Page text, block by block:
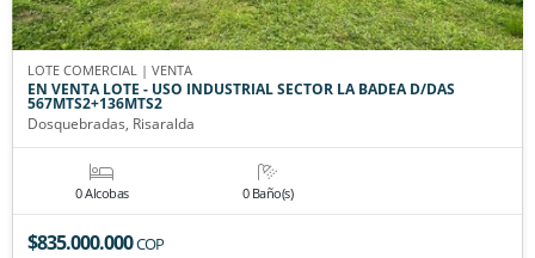
LOTE COMERCIAL | VENTA
EN VENTA LOTE - USO INDUSTRIAL SECTOR LA BADEA D/DAS
567MTS2+136MTS2
Dosquebradas, Risaralda
0 Alcobas 0 Baño(s)
$835.000.000COP